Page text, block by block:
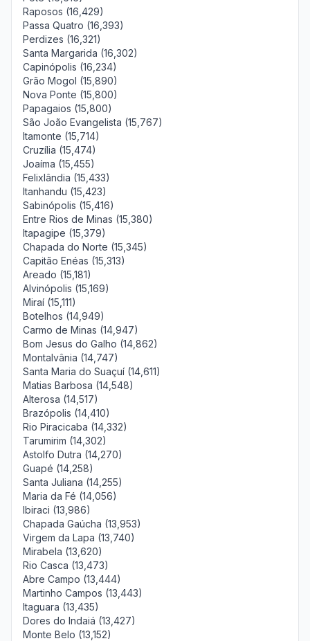
Raposos (16,429)
Passa Quatro (16,393)
Perdizes (16,321)
Santa Margarida (16,302)
Capinópolis (16,234)
Grão Mogol (15,890)
Nova Ponte (15,800)
Papagaios (15,800)
São João Evangelista (15,767)
Itamonte (15,714)
Cruzília (15,474)
Joaíma (15,455)
Felixlândia (15,433)
Itanhandu (15,423)
Sabinópolis (15,416)
Entre Rios de Minas (15,380)
Itapagipe (15,379)
Chapada do Norte (15,345)
Capitão Enéas (15,313)
Areado (15,181)
Alvinópolis (15,169)
Miraí (15,111)
Botelhos (14,949)
Carmo de Minas (14,947)
Bom Jesus do Galho (14,862)
Montalvânia (14,747)
Santa Maria do Suaçuí (14,611)
Matias Barbosa (14,548)
Alterosa (14,517)
Brazópolis (14,410)
Rio Piracicaba (14,332)
Tarumirim (14,302)
Astolfo Dutra (14,270)
Guapé (14,258)
Santa Juliana (14,255)
Maria da Fé (14,056)
Ibiraci (13,986)
Chapada Gaúcha (13,953)
Virgem da Lapa (13,740)
Mirabela (13,620)
Rio Casca (13,473)
Abre Campo (13,444)
Martinho Campos (13,443)
Itaguara (13,435)
Dores do Indaiá (13,427)
Monte Belo (13,152)